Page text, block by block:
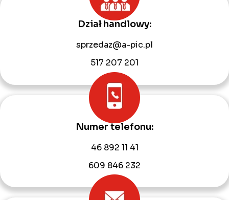
Dział handlowy:
sprzedaz@a-pic.pl
517 207 201
Numer telefonu:
46 892 11 41
609 846 232